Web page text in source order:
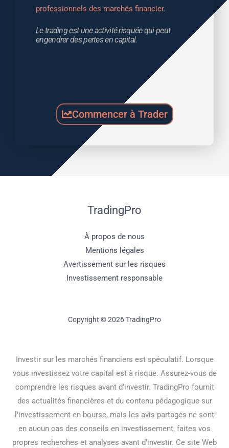
professionnels des marchés financier.
Le trading est une activité risquée qui peut
engendrer des pertes en capital.
Commencer à Trader
TradingPro
À propos de nous
Mentions légales
Avertissement sur les risques
Investissement responsable
Copyright © 2026 TradingPro
Investir sur les marchés financiers est spéculatif. Lorsque
vous investissez votre capital est à risque. Assurez-vous de
comprendre les risques avant d'investir. TradingPro fournit
des actualités financières et du contenu pédagogique sur
l'investissement en bourse, mais les avis partagés ne sont
en aucun cas des conseils en investissement, faites vos
propres recherches et analyses avant d'investir. Ce site Web